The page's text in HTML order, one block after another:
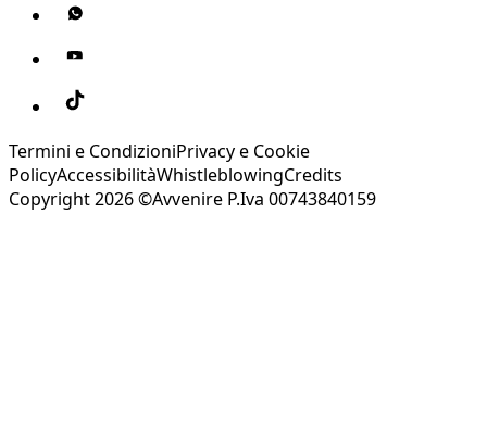
Termini e CondizioniPrivacy e Cookie
PolicyAccessibilitàWhistleblowingCredits
Copyright 2026 ©Avvenire P.Iva 00743840159